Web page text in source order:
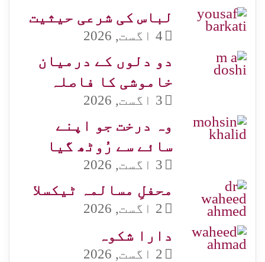
لباس کی شرعی حیثیت
4 اگست, 2026
دو دلوں کے درمیان
خاموشی کا فاصلہ
3 اگست, 2026
وہ درخت جو اپنے
سائے سے رُوٹھ گیا
3 اگست, 2026
محفلِ مسالمہ ٹیکسلا
2 اگست, 2026
دارا شکوہ
2 اگست, 2026